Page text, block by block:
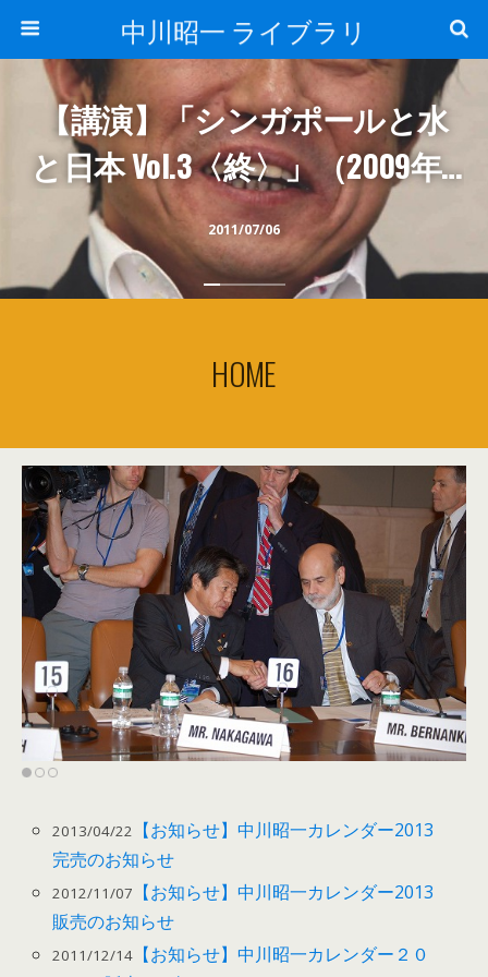
中川昭一 ライブラリ
2011/07/06
【講演】「シンガポールと水
と日本 Vol.3〈終〉」（2009年5
月）
HOME
2013/04/22
【お知らせ】中川昭一カレンダー2013
完売のお知らせ
2012/11/07
【お知らせ】中川昭一カレンダー2013
販売のお知らせ
2011/12/14 【お知らせ】中川昭一カレンダー２０